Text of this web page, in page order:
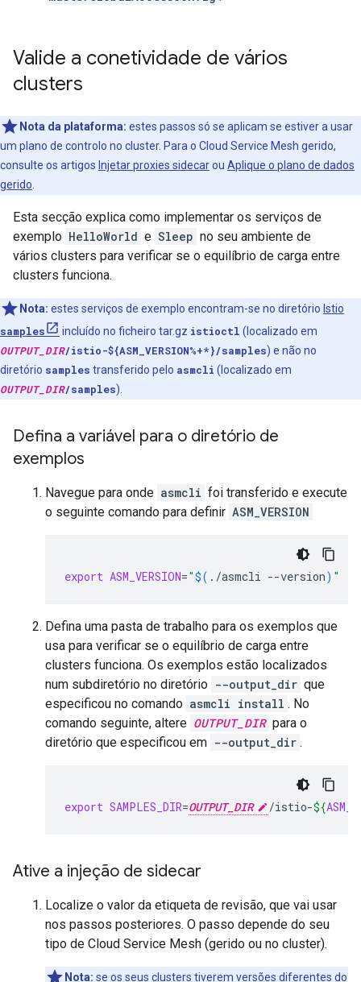
Valide a conetividade de vários
clusters
Nota da plataforma: estes passos só se aplicam se estiver a usar
um plano de controlo no cluster. Para o Cloud Service Mesh gerido,
consulte os artigos Injetar proxies sidecarou Aplique o plano de dados
gerido
Esta secção explica como implementar os serviços de
exemplo HelloWorld e Sleep no seu ambiente de
vários clusters para verificar se o equilíbrio de carga entre
clusters funciona.
Nota: estes serviços de exemplo encontram-se no diretório Istio
samples
incluído no ficheiro tar.gz istioctl (localizado em
OUTPUT_DIR/istio-${ASM_VERSION%+*}/samples) e não no
diretório samples transferido pelo asmcli (localizado em
OUTPUT_DIR/samples).
Defina a variável para o diretório de
exemplos
Navegue para onde asmcli foi transferido e execute
o seguinte comando para definir ASM_VERSION
export ASM_VERSION="$( ./asmcli --version) "
Defina uma pasta de trabalho para os exemplos que
usa para verificar se o equilíbrio de carga entre
clusters funciona. Os exemplos estão localizados
num subdiretório no diretório --output_dir que
especificou no comando asmcli install . No
comando seguinte, altere OUTPUT_DIR para o
diretório que especificou em --output_dir .
export SAMPLES_DIR=OUTPUT_DIR /istio-${
Ative a injeção de sidecar
Localize o valor da etiqueta de revisão, que vai usar
nos passos posteriores. O passo depende do seu
tipo de Cloud Service Mesh (gerido ou no cluster).
Nota: se os seus clusters tiverem versões diferentes do